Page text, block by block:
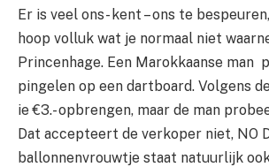
Er is veel ons- kent – ons te
hoop volluk wat je normaal niet
Princenhage. Een Marokkaanse man
pingelen op een dartboard. Volgens
ie €3.- opbrengen, maar de man
Dat accepteert de verkoper niet, NO
ballonnenvrouwtje staat natuurlijk